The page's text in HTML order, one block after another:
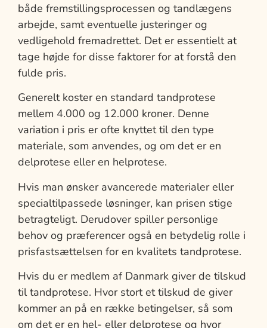
både fremstillingsprocessen og tandlægens
arbejde, samt eventuelle justeringer og
vedligehold fremadrettet. Det er essentielt at
tage højde for disse faktorer for at forstå den
fulde pris.
Generelt koster en standard tandprotese
mellem 4.000 og 12.000 kroner. Denne
variation i pris er ofte knyttet til den type
materiale, som anvendes, og om det er en
delprotese eller en helprotese.
Hvis man ønsker avancerede materialer eller
specialtilpassede løsninger, kan prisen stige
betragteligt. Derudover spiller personlige
behov og præferencer også en betydelig rolle i
prisfastsættelsen for en kvalitets tandprotese.
Hvis du er medlem af Danmark giver de tilskud
til tandprotese. Hvor stort et tilskud de giver
kommer an på en række betingelser, så som
om det er en hel- eller delprotese og hvor